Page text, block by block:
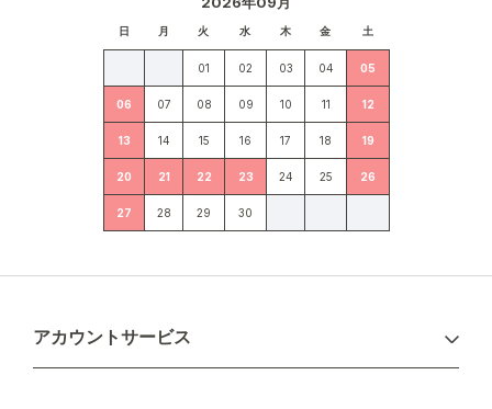
日 月 火 水 木 金 土
01 02 03 04 05
06 07 08 09 10 11 12
13 14 15 16 17 18 19
20 21 22 23 24 25 26
27 28 29 30
アカウントサービス